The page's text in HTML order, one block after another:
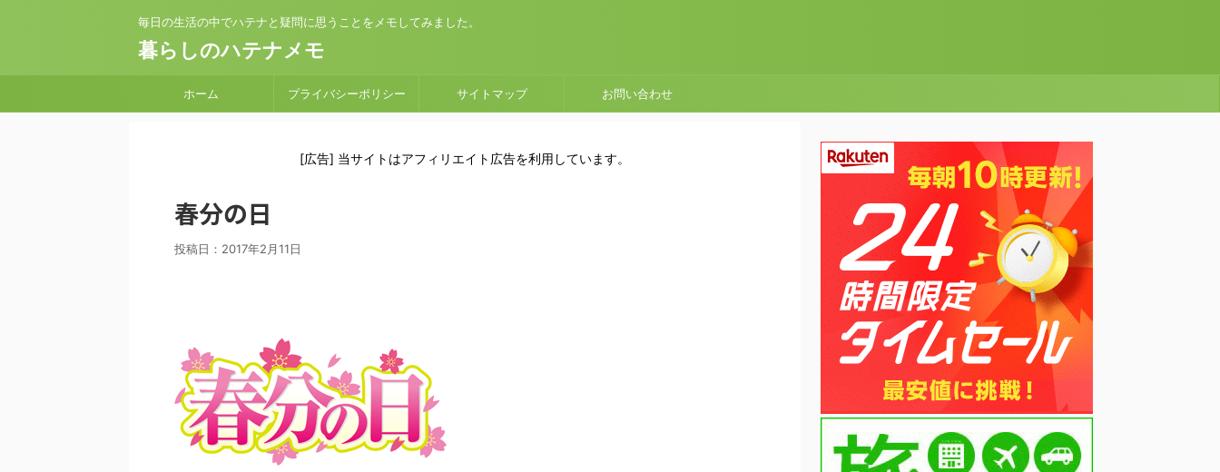
毎日の生活の中でハテナと疑問に思うことをメモしてみました。
暮らしのハテナメモ
ホーム プライバシーポリシー サイトマップ お問い合わせ
[広告] 当サイトはアフィリエイト広告を利用しています。
春分の日
投稿日： 2017年2月11日